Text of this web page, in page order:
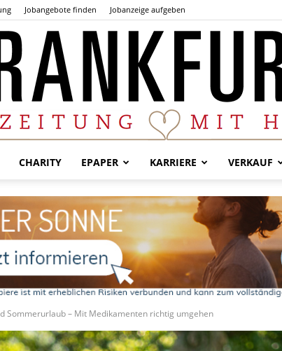
Jobangebote finden Jobanzeige aufgeben
Frankfurter
CHARITY EPAPER KARRIERE VERKAUF
Sommerurlaub – Mit Medikamenten richtig umgehen